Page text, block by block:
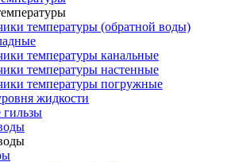
температуры (обратной воды)
температуры канальные
температуры настенные
температуры погружные
жидкости